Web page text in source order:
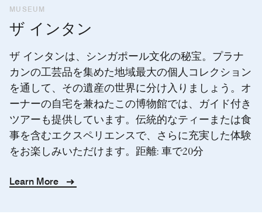
MUSEUM
ザ インタン
ザ インタンは、シンガポール文化の秘宝。プラナ
カンの工芸品を集めた地域最大の個人コレクション
を通して、その遺産の世界に分け入りましょう。オ
ーナーの自宅を兼ねたこの博物館では、ガイド付き
ツアーも提供しています。伝統的なティーまたは食
事を含むエクスペリエンスで、さらに充実した体験
をお楽しみいただけます。距離: 車で20分
Learn More